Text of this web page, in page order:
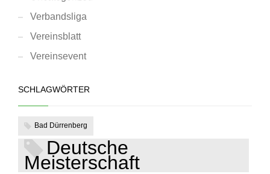
Verbandsliga
Vereinsblatt
Vereinsevent
SCHLAGWÖRTER
Bad Dürrenberg
Deutsche
Meisterschaft